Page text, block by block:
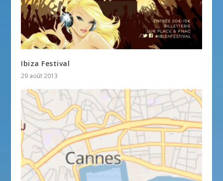
Ibiza Festival
29 août 2013